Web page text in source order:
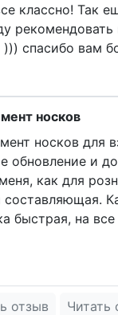
классно! Так
))) спасибо вам
носков
носков для
обновление и
как для
быстрая, на
отзыв
Читать